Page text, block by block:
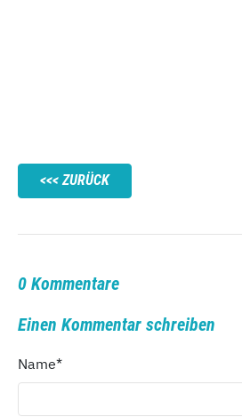
ZURÜCK
0 Kommentare
Einen Kommentar schreiben
Name*